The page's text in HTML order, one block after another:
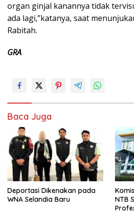
organ ginjal kanannya tidak
ada lagi,”katanya, saat
Rabitah.
GRA
Baca Juga
Deportasi Dikenakan pada
WNA Selandia Baru
NTB